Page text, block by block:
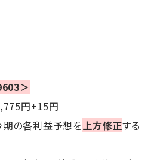
＞
円+15円
期の各利益予想を 上方修正する